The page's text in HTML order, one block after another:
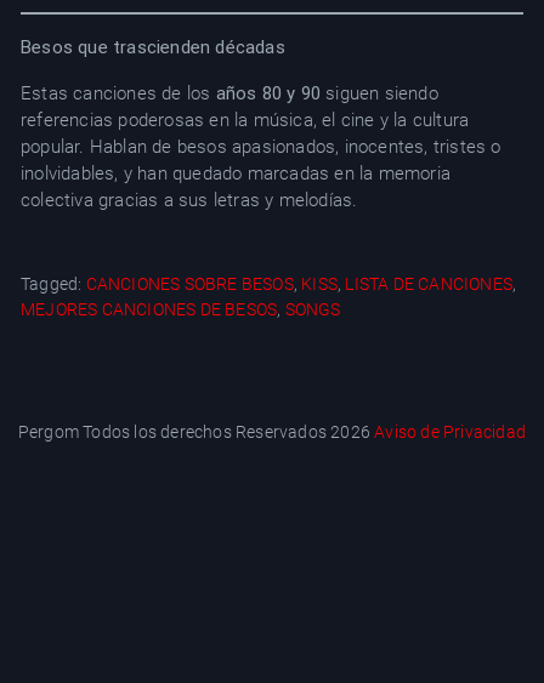
Besos que trascienden décadas
Estas canciones de los años 80 y 90 siguen siendo
referencias poderosas en la música, el cine y la cultura
popular. Hablan de besos apasionados, inocentes, tristes o
inolvidables, y han quedado marcadas en la memoria
colectiva gracias a sus letras y melodías.
Tagged: CANCIONES SOBRE BESOS, KISS, LISTA DE CANCIONES,
MEJORES CANCIONES DE BESOS, SONGS
Pergom Todos los derechos Reservados 2026Aviso de Privacidad